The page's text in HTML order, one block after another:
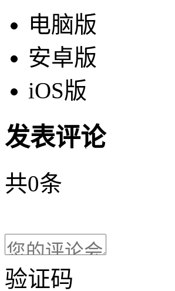
电脑版
安卓版
iOS版
发表评论
共0条
验证码